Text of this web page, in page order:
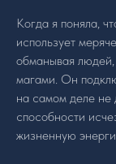
Когда я поняла,
использует
обманывая людей,
магами. Он
на самом деле не
способности
жизненную